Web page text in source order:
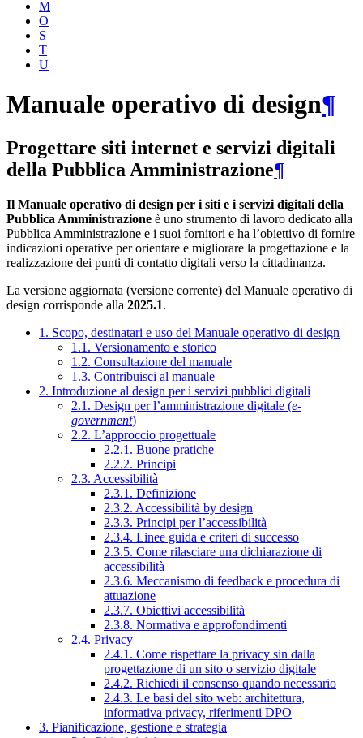
M
O
S
T
U
Manuale operativo di design¶
Progettare siti internet e servizi digitali
della Pubblica Amministrazione¶
Il Manuale operativo di design per i siti e i servizi digitali della
Pubblica Amministrazione è uno strumento di lavoro dedicato alla
Pubblica Amministrazione e i suoi fornitori e ha l’obiettivo di fornire
indicazioni operative per orientare e migliorare la progettazione e la
realizzazione dei punti di contatto digitali verso la cittadinanza.
La versione aggiornata (versione corrente) del Manuale operativo di
design corrisponde alla 2025.1.
1. Scopo, destinatari e uso del Manuale operativo di design
1.1. Versionamento e storico
1.2. Consultazione del manuale
1.3. Contribuisci al manuale
2. Introduzione al design per i servizi pubblici digitali
2.1. Design per l’amministrazione digitale (e-
government)
2.2. L’approccio progettuale
2.2.1. Buone pratiche
2.2.2. Principi
2.3. Accessibilità
2.3.1. Definizione
2.3.2. Accessibilità by design
2.3.3. Principi per l’accessibilità
2.3.4. Linee guida e criteri di successo
2.3.5. Come rilasciare una dichiarazione di
accessibilità
2.3.6. Meccanismo di feedback e procedura di
attuazione
2.3.7. Obiettivi accessibilità
2.3.8. Normativa e approfondimenti
2.4. Privacy
2.4.1. Come rispettare la privacy sin dalla
progettazione di un sito o servizio digitale
2.4.2. Richiedi il consenso quando necessario
2.4.3. Le basi del sito web: architettura,
informativa privacy, riferimenti DPO
3. Pianificazione, gestione e strategia